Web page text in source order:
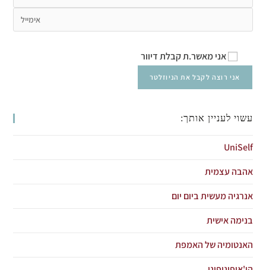
אני מאשר.ת קבלת דיוור
עשוי לעניין אותך:
UniSelf
אהבה עצמית
אנרגיה מעשית ביום יום
בנימה אישית
האנטומיה של האמפת